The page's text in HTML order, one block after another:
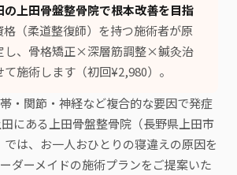
の上田骨盤整骨院で根本改善を目指
格（柔道整復師）を持つ施術者が原
、 骨格矯正×深層筋調整×鍼灸治
施術します（初回¥2,980）。
・関節・神経など複合的な要因で発症
にある上田骨盤整骨院（長野県上田市
は、お一人おひとりの寝違えの原因を
ダーメイドの施術プランをご提案いた